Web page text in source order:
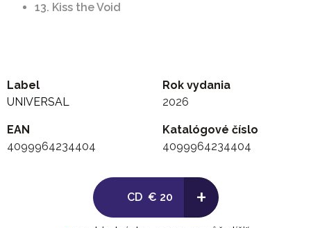
13. Kiss the Void
Label
UNIVERSAL
Rok vydania
2026
EAN
4099964234404
Katalógové číslo
4099964234404
CD € 20 +